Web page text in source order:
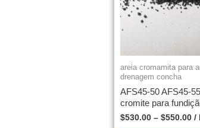
areia cromamita para
drenagem concha
AFS45-50 AFS45-
cromite para
$530.00 – $550.00 /